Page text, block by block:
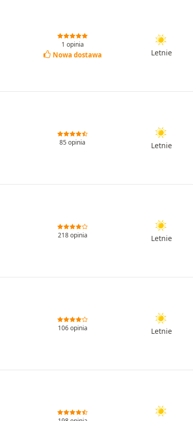
1 opinia
Nowa dostawa Letnie
85 opinia Letnie
218 opinia Letnie
106 opinia Letnie